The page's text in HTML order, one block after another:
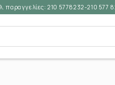
παραγγελίες:210 5778232-210 577